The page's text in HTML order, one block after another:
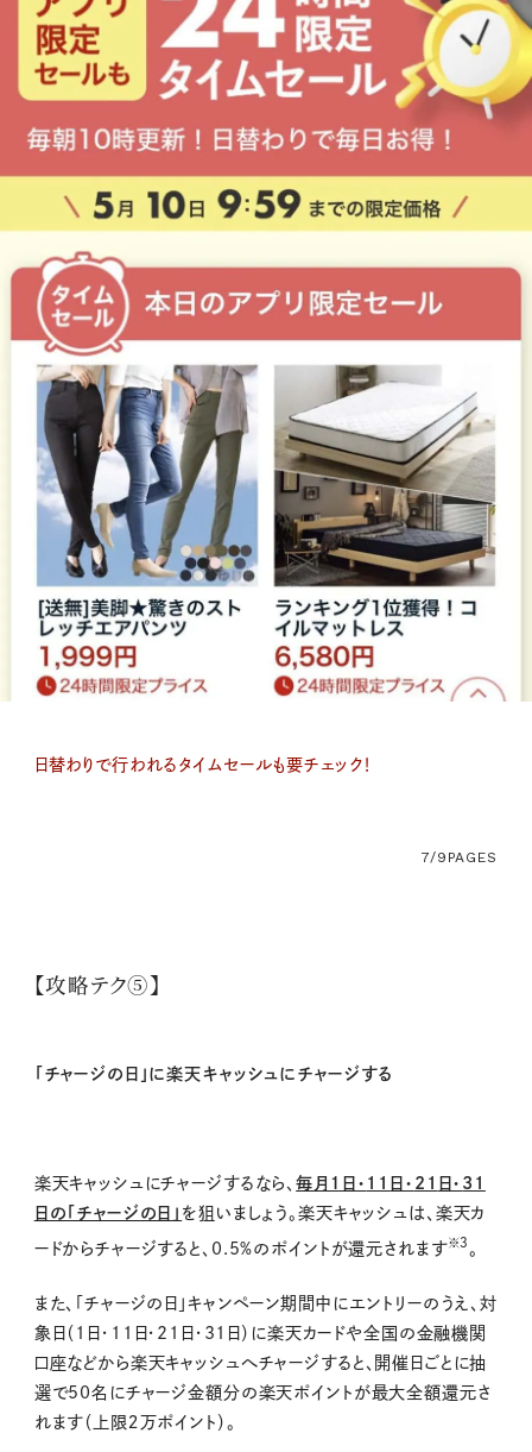
日替わりで行われるタイムセールも要チェック！
7/9 PAGES
【攻略テク⑤】
「チャージの日」に楽天キャッシュにチャージする
楽天キャッシュにチャージするなら、毎月１日・ 11 日・ 21 日・ 31
日の「チャージの日」 を狙いましょう。楽天キャッシュは、楽天カ
ードからチャージすると、 0.5%のポイントが還元されます※３ 。
また、「チャージの日」キャンペーン期間中にエントリーのうえ、対
象日（ 1 日・ 11 日・ 21 日・ 31 日）に楽天カードや全国の金融機関
口座などから楽天キャッシュへチャージすると、開催日ごとに抽
選で50名にチャージ金額分の楽天ポイントが最大全額還元さ
れます（上限２万ポイント）。